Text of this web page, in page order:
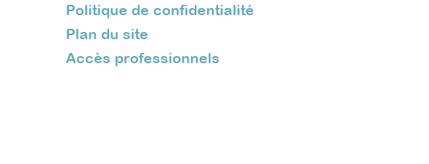
Politique de confidentialité
Plan du site
Accès professionnels